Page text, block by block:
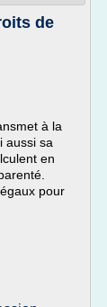
de
à la
aussi sa
en
pour